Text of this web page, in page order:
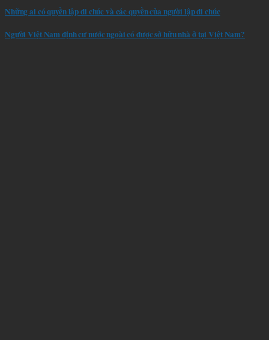
Những ai có quyền lập di chúc và các quyền của người lập di chúc
Người Việt Nam định cư nước ngoài có được sở hữu nhà ở tại Việt Nam?